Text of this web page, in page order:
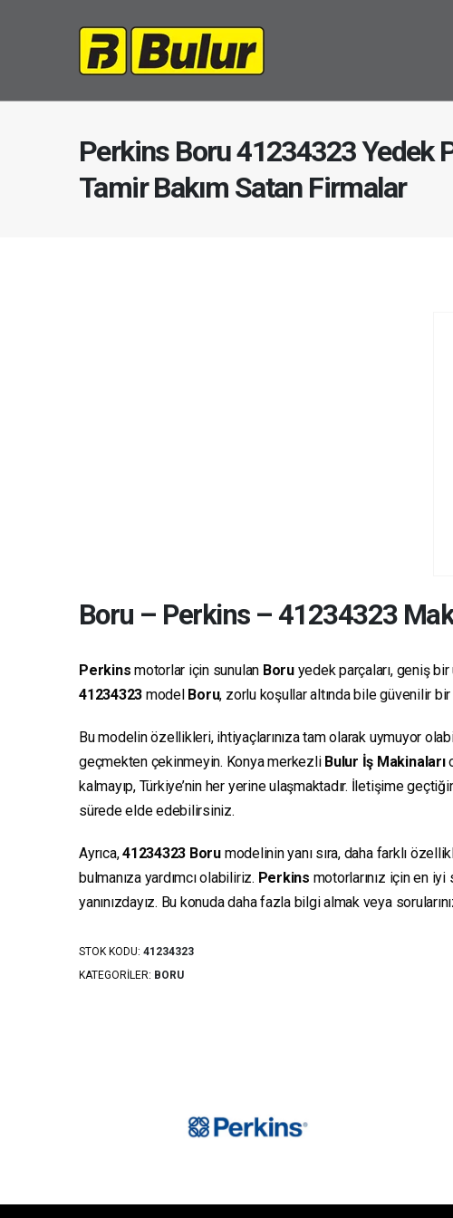
Perkins Boru 41234323 Yedek
Tamir Bakım Satan Firmalar
Boru – Perkins–41234323
Perkins motorlar için sunulan Boruyedek parçaları, geniş
41234323 model Boru, zorlu koşullar altında bile güvenilir
Bu modelin özellikleri, ihtiyaçlarınıza tam olarak uymuyor
geçmekten çekinmeyin. Konya merkezli Bulur İş Makinaları
kalmayıp, Türkiye’nin her yerine ulaşmaktadır. İletişime
sürede elde edebilirsiniz.
Ayrıca,41234323 Boru modelinin yanı sıra, daha farklı
bulmanıza yardımcı olabiliriz. Perkins motorlarınız için en
yanınızdayız. Bu konuda daha fazla bilgi almak veya
STOK KODU: 41234323
KATEGORILER: BORU